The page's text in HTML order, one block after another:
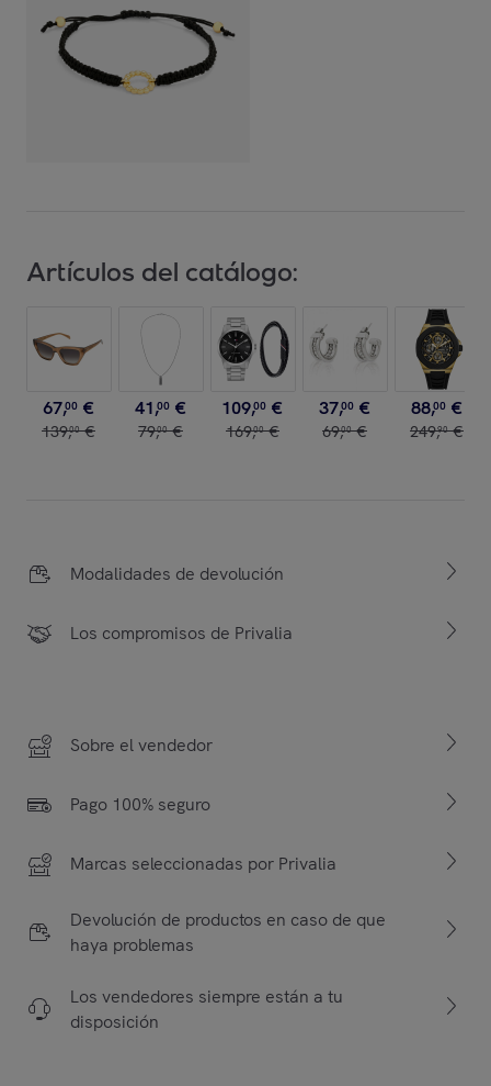
Artículos del catálogo:
67,00 €
139,00 €
41,00 €
79,00 €
109,00 €
169,00 €
37,00 €
69,00 €
88,00 €
249,90 €
Modalidades de devolución
Los compromisos de Privalia
Sobre el vendedor
Pago 100% seguro
Marcas seleccionadas por Privalia
Devolución de productos en caso de que
haya problemas
Los vendedores siempre están a tu
disposición